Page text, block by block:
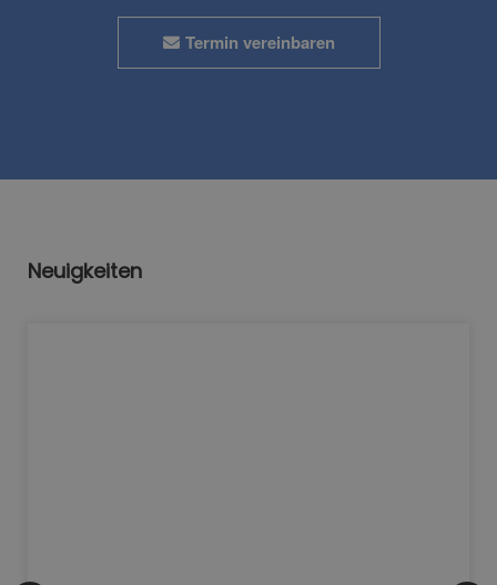
Termin vereinbaren
Neuigkeiten